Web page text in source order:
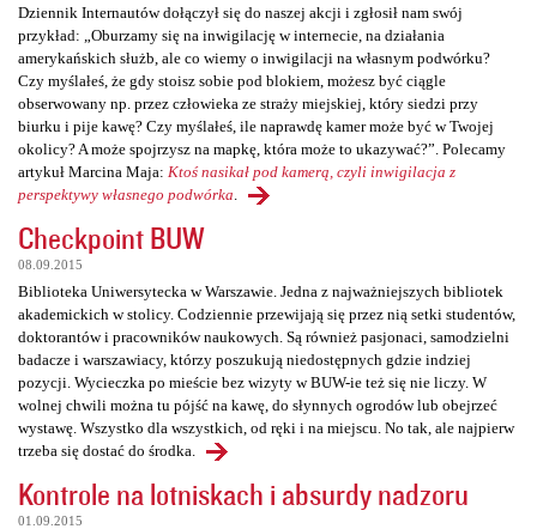
Dziennik Internautów dołączył się do naszej akcji i zgłosił nam swój
przykład: „Oburzamy się na inwigilację w internecie, na działania
amerykańskich służb, ale co wiemy o inwigilacji na własnym podwórku?
Czy myślałeś, że gdy stoisz sobie pod blokiem, możesz być ciągle
obserwowany np. przez człowieka ze straży miejskiej, który siedzi przy
biurku i pije kawę? Czy myślałeś, ile naprawdę kamer może być w Twojej
okolicy? A może spojrzysz na mapkę, która może to ukazywać?”. Polecamy
artykuł Marcina Maja: Ktoś nasikał pod kamerą, czyli inwigilacja z
perspektywy własnego podwórka
Checkpoint BUW
08.09.2015
Biblioteka Uniwersytecka w Warszawie. Jedna z najważniejszych bibliotek
akademickich w stolicy. Codziennie przewijają się przez nią setki studentów,
doktorantów i pracowników naukowych. Są również pasjonaci, samodzielni
badacze i warszawiacy, którzy poszukują niedostępnych gdzie indziej
pozycji. Wycieczka po mieście bez wizyty w BUW-ie też się nie liczy. W
wolnej chwili można tu pójść na kawę, do słynnych ogrodów lub obejrzeć
wystawę. Wszystko dla wszystkich, od ręki i na miejscu. No tak, ale najpierw
trzeba się dostać do środka.
Kontrole na lotniskach i absurdy nadzoru
01.09.2015